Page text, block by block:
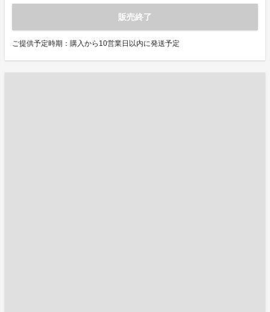
販売終了
ご提供予定時期：購入から10営業日以内に発送予定